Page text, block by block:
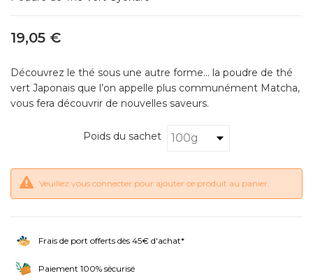
19,05 €
Découvrez le thé sous une autre forme... la poudre de thé
vert Japonais que l’on appelle plus communément Matcha,
vous fera découvrir de nouvelles saveurs.
Poids du sachet
Veuillez vous connecter pour ajouter ce produit au panier.
Frais de port offerts dès 45€ d'achat*
Paiement 100% sécurisé